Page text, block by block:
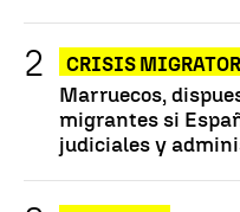
CRISIS
Marruecos,
migrantes si
judiciales y